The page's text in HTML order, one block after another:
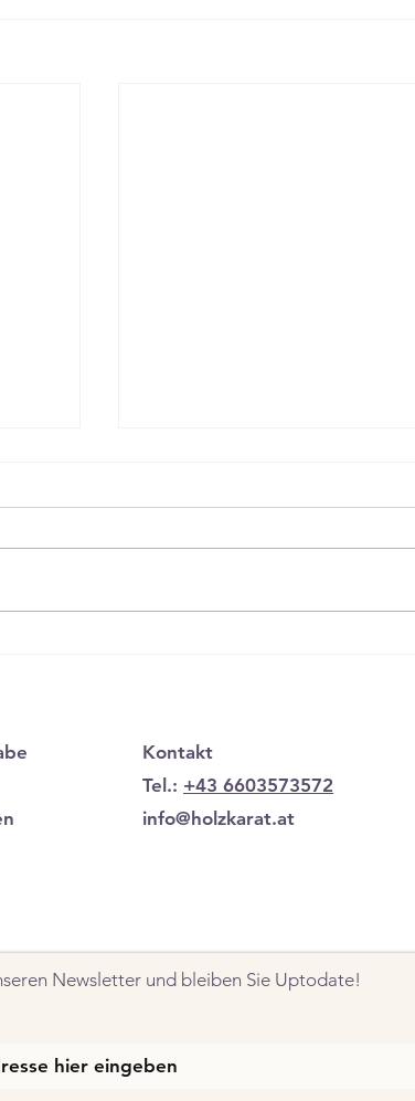
Kontakt
Tel.: +43 6603573572
info@holzkarat.at
Newsletter und bleiben Sie Uptodate!